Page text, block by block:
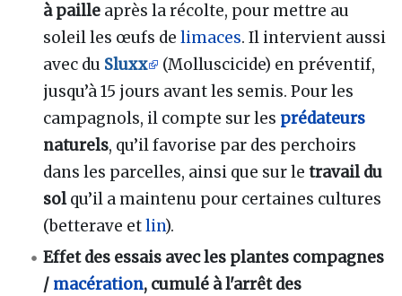
à paille après la récolte, pour mettre au
soleil les œufs delimaces. Il intervient aussi
avec du Sluxx
(Molluscicide) en préventif,
jusqu’à 15 jours avant les semis. Pour les
campagnols, il compte sur les prédateurs
naturels, qu’il favorise par des perchoirs
dans les parcelles, ainsi que sur letravail du
solqu’il a maintenu pour certaines cultures
(betterave etlin).
Effet des essais avec les plantes compagnes
/ macération, cumulé à l'arrêt des